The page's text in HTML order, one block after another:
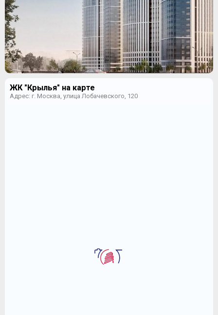
ЖК "Крылья" на карте
Адрес: г. Москва, улица Лобачевского, 120